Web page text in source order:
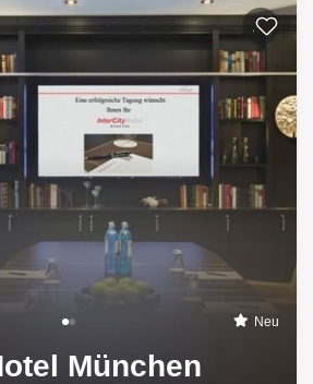
Zur
Neu
München